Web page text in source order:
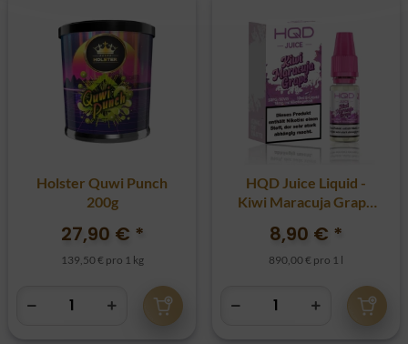
Holster Quwi Punch
200g
27,90 € *
139,50 € pro 1 kg
HQD Juice Liquid -
Kiwi Maracuja Grape
8,90 € *
890,00 € pro 1 l